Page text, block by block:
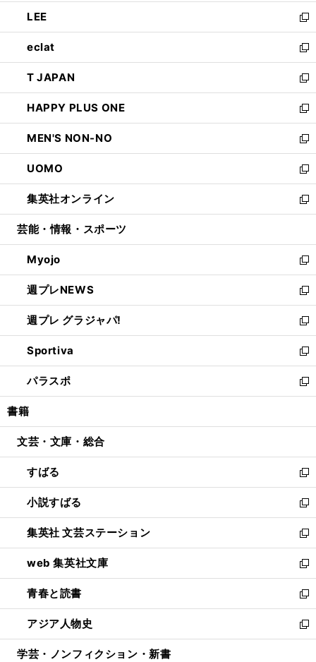
く
で
開
く
ン
ド
ウ
で
開
く
ウ
ィ
ン
ド
ウ
で
開
く
し
い
ウ
ィ
ン
ド
ウ
で
開
く
LEE
新
し
い
ウ
ィ
ン
ド
ウ
で
開
く
eclat
新
し
い
ウ
ィ
ン
ド
ウ
で
開
く
T JAPAN
新
し
い
ウ
ィ
ン
ド
ウ
で
開
HAPPY PLUS ONE
新
し
い
ウ
ィ
ン
ド
ウ
開
く
MEN'S NON-NO
新
し
い
ウ
ィ
ン
ウ
で
開
く
UOMO
新
し
い
ウ
ン
ド
ウ
で
開
く
集英社オンライン
新
し
ウ
ィ
ン
ド
ウ
で
開
く
芸能・情報・スポーツ
Myojo
新
し
い
ウ
ィ
ン
ド
ウ
で
開
週プレNEWS
新
し
い
ウ
ィ
ン
ド
ウ
開
週プレ グラジャパ!
新
し
い
ウ
ィ
ン
ウ
開
く
Sportiva
新
し
い
ウ
ン
ウ
で
開
く
パラスポ
新
し
ウ
ン
ド
ウ
で
開
く
書籍
文芸・文庫・総合
すばる
新
し
い
ウ
ィ
ン
ド
ウ
で
開
く
小説すばる
新
し
い
ウ
ィ
ン
ド
ウ
で
開
集英社 文芸ステーション
新
し
い
ウ
ィ
ン
ド
ウ
web 集英社文庫
新
し
い
ウ
ィ
ン
青春と読書
新
し
い
ウ
アジア人物史
新
し
学芸・ノンフィクション・新書